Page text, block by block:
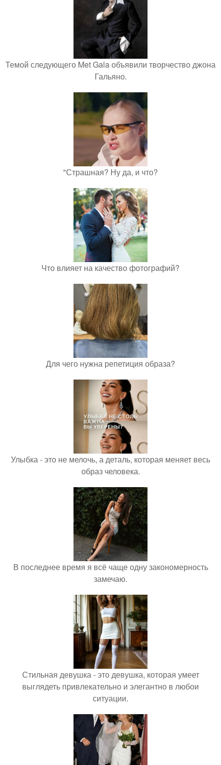
Темой следующего Met Gala объявили творчество джона
Гальяно.
"Страшная? Ну да, и что?
Что влияет на качество фотографий?
Для чего нужна репетиция образа?
Улыбка - это не мелочь, а деталь, которая меняет весь
образ человека.
В последнее время я всё чаще одну закономерность
замечаю.
Стильная девушка - это девушка, которая умеет
выглядеть привлекательно и элегантно в любои
ситуации.